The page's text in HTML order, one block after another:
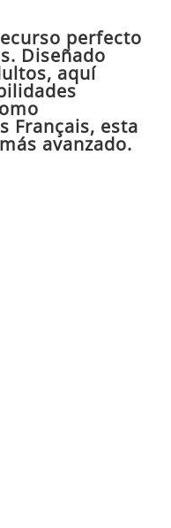
perfecto
Diseñado
aquí
Français, esta
avanzado.